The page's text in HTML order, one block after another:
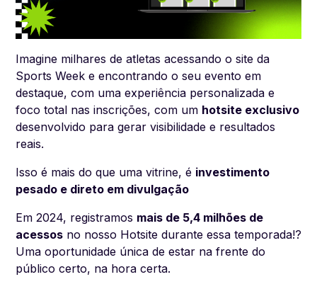
Imagine milhares de atletas acessando o site da
Sports Week e encontrando o seu evento em
destaque, com uma experiência personalizada e
foco total nas inscrições, com um hotsite exclusivo
desenvolvido para gerar visibilidade e resultados
reais.
Isso é mais do que uma vitrine, é investimento
pesado e direto em divulgação
Em 2024, registramos mais de 5,4 milhões de
acessos no nosso Hotsite durante essa temporada!?
Uma oportunidade única de estar na frente do
público certo, na hora certa.